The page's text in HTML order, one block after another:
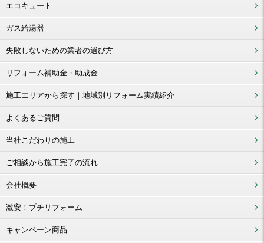
エコキュート
ガス給湯器
失敗しないための業者の選び方
リフォーム補助金・助成金
施工エリアから探す｜地域別リフォーム実績紹介
よくあるご質問
当社こだわりの施工
ご相談から施工完了の流れ
会社概要
激安！プチリフォーム
キャンペーン商品